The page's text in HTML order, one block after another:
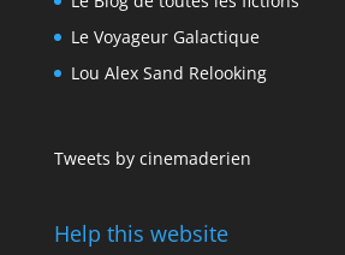
Le Voyageur Galactique
Lou Alex Sand Relooking
Tweets by cinemaderien
Help this website